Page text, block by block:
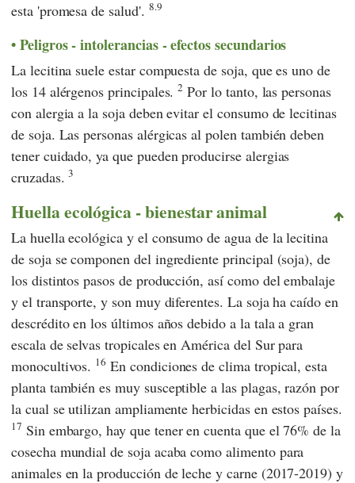
esta 'promesa de salud'. 8.9
Peligros - intolerancias - efectos secundarios
La lecitina suele estar compuesta de soja, que es uno de
los 14 alérgenos principales.2 Por lo tanto, las personas
con alergia a la soja deben evitar el consumo de lecitinas
de soja. Las personas alérgicas al polen también deben
tener cuidado, ya que pueden producirse alergias
cruzadas.3
Huella ecológica - bienestar animal
La huella ecológica y el consumo de agua de la lecitina
de soja se componen del ingrediente principal (soja), de
los distintos pasos de producción, así como del embalaje
y el transporte, y son muy diferentes. La soja ha caído en
descrédito en los últimos años debido a la tala a gran
escala de selvas tropicales en América del Sur para
monocultivos. 16 En condiciones de clima tropical, esta
planta también es muy susceptible a las plagas, razón por
la cual se utilizan ampliamente herbicidas en estos países.
17 Sin embargo, hay que tener en cuenta que el 76% de la
cosecha mundial de soja acaba como alimento para
animales en la producción de leche y carne (2017-2019) y